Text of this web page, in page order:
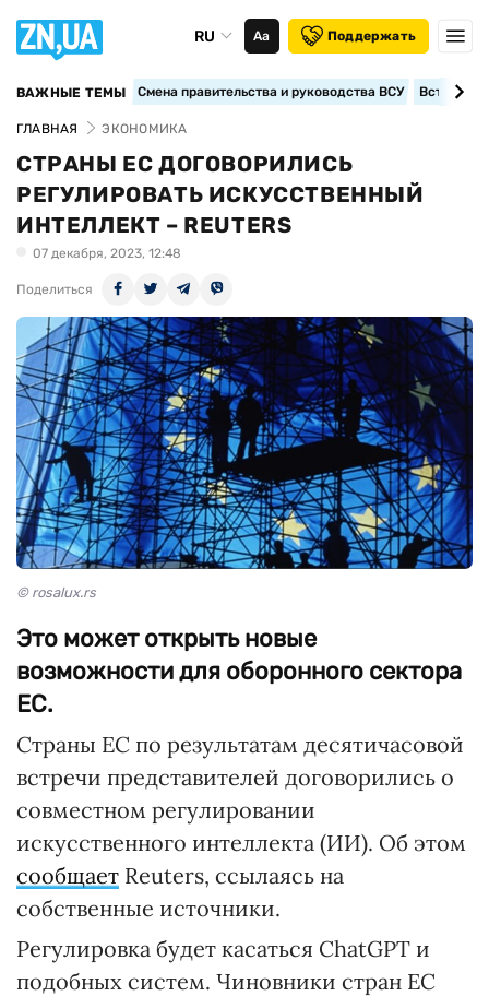
RU Аа Поддержать
ВАЖНЫЕ ТЕМЫ Смена правительства и руководства ВСУ
ГЛАВНАЯ ЭКОНОМИКА
СТРАНЫ ЕС ДОГОВОРИЛИСЬ
РЕГУЛИРОВАТЬ ИСКУССТВЕННЫЙ
ИНТЕЛЛЕКТ – REUTERS
07 декабря, 2023, 12:48
Поделиться
© rosalux.rs
Это может открыть новые
возможности для оборонного сектора
ЕС.
Страны ЕС по результатам десятичасовой
встречи представителей договорились о
совместном регулировании
искусственного интеллекта (ИИ). Об этом
сообщает Reuters, ссылаясь на
собственные источники.
Регулировка будет касаться ChatGPT и
подобных систем. Чиновники стран ЕС